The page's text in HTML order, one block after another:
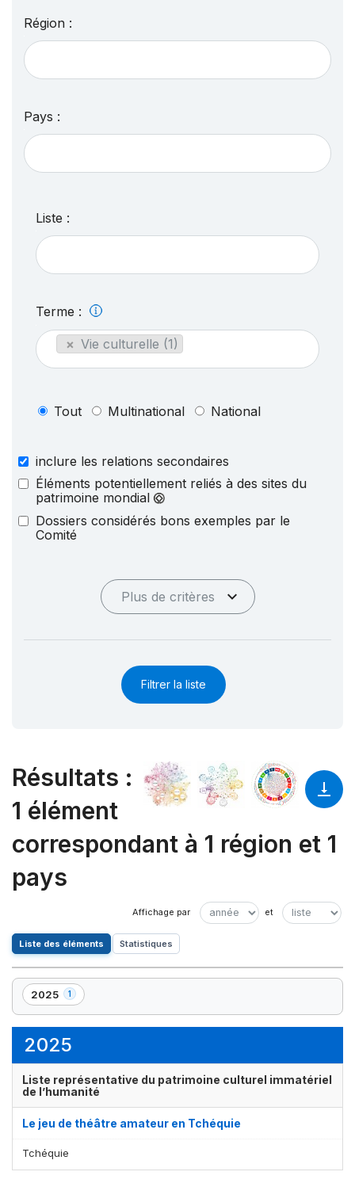
Région :
Pays :
Liste :
Terme :
× Vie culturelle (1)
Tout Multinational National
inclure les relations secondaires
Éléments potentiellement reliés à des sites du
patrimoine mondial
Dossiers considérés bons exemples par le
Comité
Plus de critères
Filtrer la liste
Résultats :
1 élément
correspondant à 1 région et 1
pays
Liste des éléments Statistiques
2025 1
,
1
2025
Liste représentative du patrimoine culturel immatériel
de l’humanité
Le jeu de théâtre amateur en Tchéquie
Tchéquie